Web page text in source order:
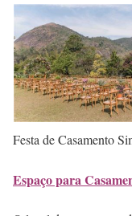
Festa de Casamento
Espaço para